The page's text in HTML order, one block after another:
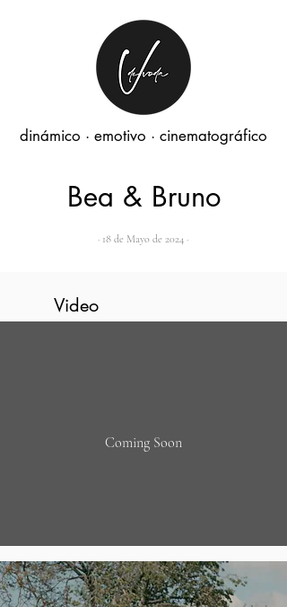
dinámico · emotivo · cinematográfico
Bea & Bruno
· 18 de Mayo de 2024 ·
Video
Coming Soon